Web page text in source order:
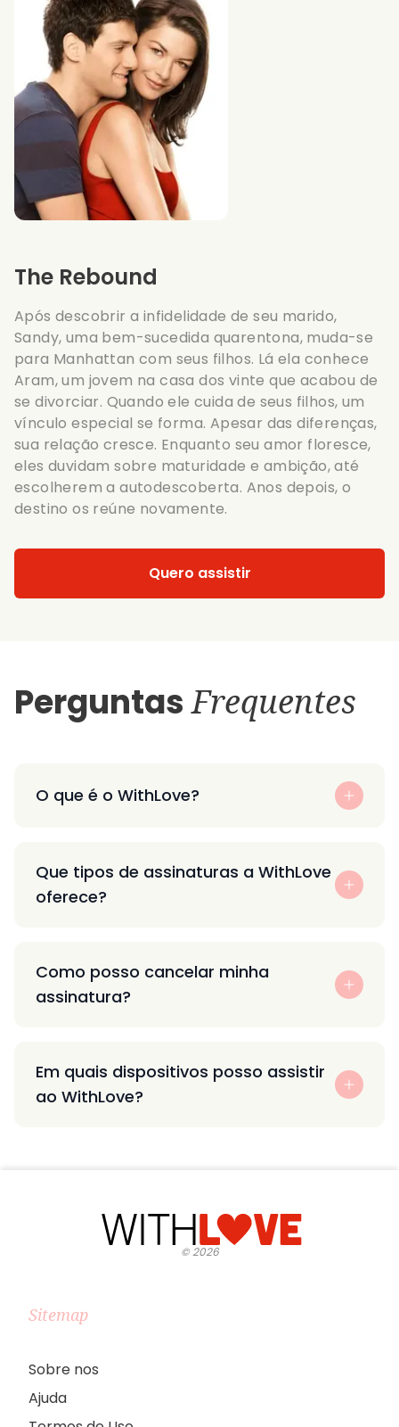
The Rebound
Após descobrir a infidelidade de seu marido,
Sandy, uma bem-sucedida quarentona, muda-se
para Manhattan com seus filhos. Lá ela conhece
Aram, um jovem na casa dos vinte que acabou de
se divorciar. Quando ele cuida de seus filhos, um
vínculo especial se forma. Apesar das diferenças,
sua relação cresce. Enquanto seu amor floresce,
eles duvidam sobre maturidade e ambição, até
escolherem a autodescoberta. Anos depois, o
destino os reúne novamente.
Quero assistir
PerguntasFrequentes
O que é o WithLove?
Que tipos de assinaturas a WithLove
oferece?
Como posso cancelar minha
assinatura?
Em quais dispositivos posso assistir
ao WithLove?
©2026
Sitemap
Sobre nos
Ajuda